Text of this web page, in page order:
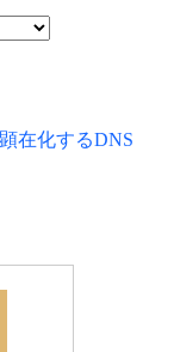
在化するDNS